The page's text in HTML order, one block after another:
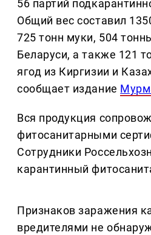
56 партий
Общий вес составил
725 тонн муки, 504
Беларуси, а также 121
ягод из Киргизии и
сообщает издание
Вся продукция
фитосанитарными
Сотрудники
карантинный
Признаков заражения
вредителями не